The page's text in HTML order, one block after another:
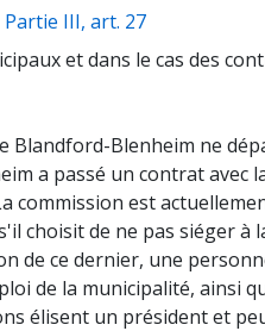
Partie III, art. 27(opens a new
et dans le cas des
Blenheim ne
a passé un contrat avec
commission est
choisit de ne pas siéger à
de ce dernier, une
de la municipalité, ainsi
élisent un président et